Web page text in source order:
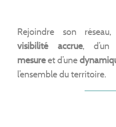
Rejoindre son réseau,
visibilité accrue,
mesureet d’une
l’ensemble du territoire.